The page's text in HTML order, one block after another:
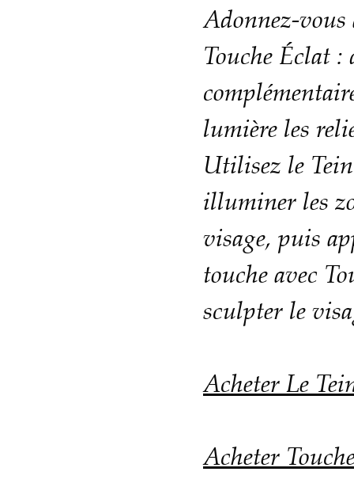
Adonnez-vous
Touche Éclat
lumière les
Utilisez le
illuminer les
visage, puis
touche avec
sculpter le
Acheter Le
Acheter